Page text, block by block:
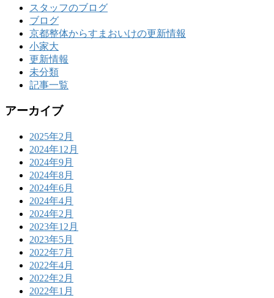
スタッフのブログ
ブログ
京都整体からすまおいけの更新情報
小家大
更新情報
未分類
記事一覧
アーカイブ
2025年2月
2024年12月
2024年9月
2024年8月
2024年6月
2024年4月
2024年2月
2023年12月
2023年5月
2022年7月
2022年4月
2022年2月
2022年1月